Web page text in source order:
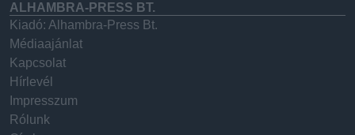
ALHAMBRA-PRESS BT.
Kiadó: Alhambra-Press Bt.
Médiaajánlat
Kapcsolat
Hírlevél
Impresszum
Rólunk